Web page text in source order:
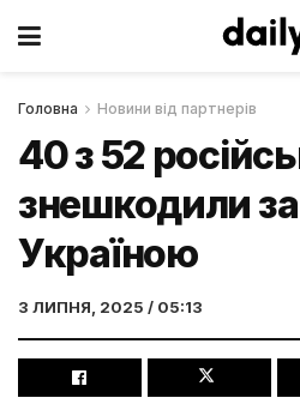
Головна Новини від партнерів
40 з 52
знешкодили за
Україною
3 ЛИПНЯ, 2025 / 05:13